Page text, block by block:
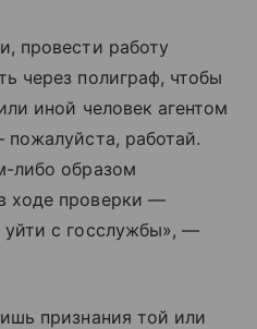
провести работу
через полиграф, чтобы
иной человек агентом
работай.
либо образом
ходе проверки —
с госслужбы», —
признания той или